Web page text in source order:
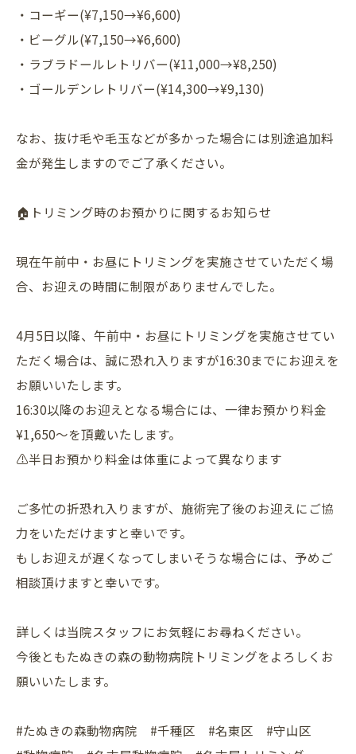
・コーギー(¥7,150→¥6,600)
・ビーグル(¥7,150→¥6,600)
・ラブラドールレトリバー(¥11,000→¥8,250)
・ゴールデンレトリバー(¥14,300→¥9,130)
なお、抜け毛や毛玉などが多かった場合には別途追加料
金が発生しますのでご了承ください。
🏠トリミング時のお預かりに関するお知らせ
現在午前中・お昼にトリミングを実施させていただく場
合、お迎えの時間に制限がありませんでした。
4月5日以降、午前中・お昼にトリミングを実施させてい
ただく場合は、誠に恐れ入りますが16:30までにお迎えを
お願いいたします。
16:30以降のお迎えとなる場合には、一律お預かり料金
¥1,650〜を頂戴いたします。
⚠️半日お預かり料金は体重によって異なります
ご多忙の折恐れ入りますが、施術完了後のお迎えにご協
力をいただけますと幸いです。
もしお迎えが遅くなってしまいそうな場合には、予めご
相談頂けますと幸いです。
詳しくは当院スタッフにお気軽にお尋ねください。
今後ともたぬきの森の動物病院トリミングをよろしくお
願いいたします。
#たぬきの森動物病院 #千種区 #名東区 #守山区